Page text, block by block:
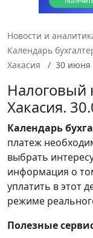
Новости и
Календарь
Хакасия
30 июня
Налоговый
Хакасия.
Календарь
платеж
выбрать
информация о
уплатить в этот
режиме
Полезные